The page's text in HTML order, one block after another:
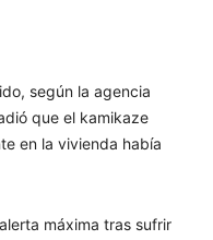
según la agencia
que el kamikaze
en la vivienda había
máxima tras sufrir